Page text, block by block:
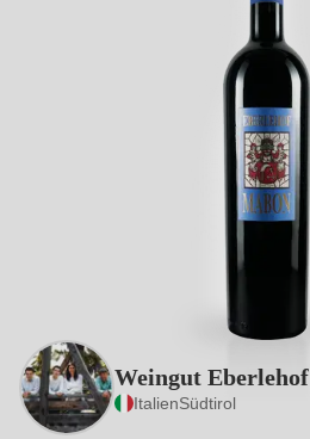
Weingut Eberlehof
ItalienSüdtirol